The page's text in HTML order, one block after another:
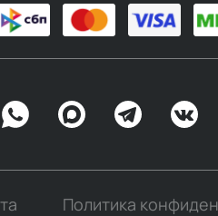
применение
Политика